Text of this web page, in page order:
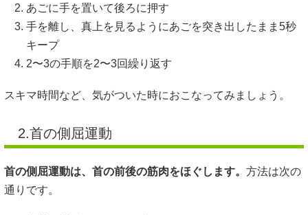
あごに手を置いて後ろに押す
手を離し、真上を見るようにあごを突き出したまま5秒
キープ
2〜3の手順を2〜3回繰り返す
スキマ時間など、気がついた時におこなってみましょう。
2.首の側屈運動
首の側屈運動は、首の前後の筋肉をほぐします。 方法は次の
通りです。